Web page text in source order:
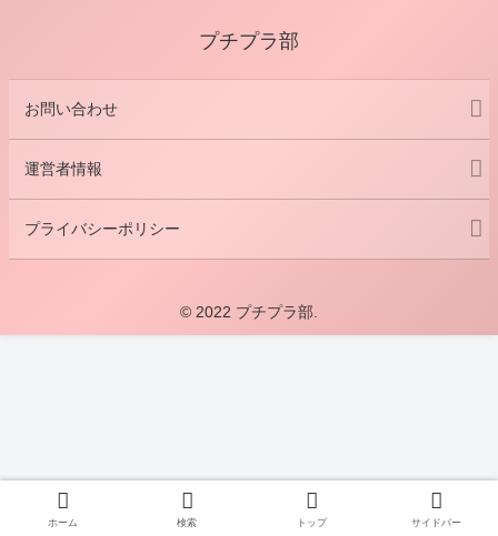
プチプラ部
お問い合わせ
運営者情報
プライバシーポリシー
© 2022 プチプラ部.
ホーム 検索 トップ サイドバー